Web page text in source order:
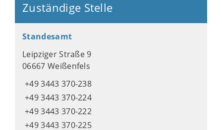
Zuständige Stelle
Standesamt
Leipziger Straße 9
06667 Weißenfels
+49 3443 370-238
+49 3443 370-224
+49 3443 370-222
+49 3443 370-225